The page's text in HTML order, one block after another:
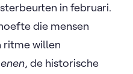
in februari.
die mensen
ritme willen
, de historische